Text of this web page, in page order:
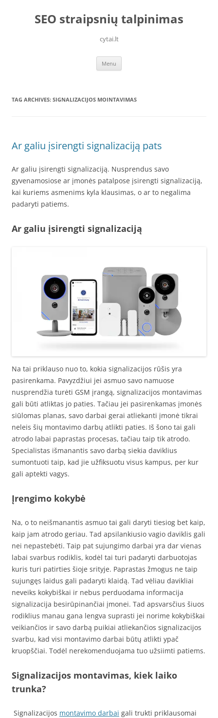
contentSEO straipsnių talpinimas
cytai.lt
Menu
TAG ARCHIVES: SIGNALIZACIJOS MOINTAVIMAS
Ar galiu įsirengti signalizaciją pats
Ar galiu įsirengti signalizaciją. Nusprendus savo
gyvenamosiose ar įmonės patalpose įsirengti signalizaciją,
kai kuriems asmenims kyla klausimas, o ar to negalima
padaryti patiems.
Ar galiu įsirengti signalizaciją
Na tai priklauso nuo to, kokia signalizacijos rūšis yra
pasirenkama. Pavyzdžiui jei asmuo savo namuose
nusprendžia turėti GSM įrangą, signalizacijos montavimas
gali būti atliktas jo paties. Tačiau jei pasirenkamas įmonės
siūlomas planas, savo darbai gerai atliekanti įmonė tikrai
neleis šių montavimo darbų atlikti paties. Iš šono tai gali
atrodo labai paprastas procesas, tačiau taip tik atrodo.
Specialistas išmanantis savo darbą siekia daviklius
sumontuoti taip, kad jie užfiksuotu visus kampus, per kur
gali aptekti vagys.
Įrengimo kokybė
Na, o to neišmanantis asmuo tai gali daryti tiesiog bet kaip,
kaip jam atrodo geriau. Tad apsilankiusio vagio daviklis gali
nei nepastebėti. Taip pat sujungimo darbai yra dar vienas
labai svarbus rodiklis, kodėl tai turi padaryti darbuotojas
kuris turi patirties šioje srityje. Paprastas žmogus ne taip
sujungęs laidus gali padaryti klaidą. Tad vėliau davikliai
neveiks kokybiškai ir nebus perduodama informacija
signalizacija besirūpinančiai įmonei. Tad apsvarsčius šiuos
rodiklius manau gana lengva suprasti jei norime kokybiškai
veikiančios ir savo darbą puikiai atliekančios signalizacijos
svarbu, kad visi montavimo darbai būtų atlikti ypač
kruopščiai. Todėl nerekomenduojama tuo užsiimti patiems.
Signalizacijos montavimas, kiek laiko
trunka?
Signalizacijos montavimo darbai gali trukti priklausomai